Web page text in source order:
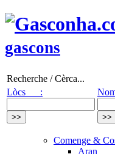
gascons
Recherche / Cèrca...
Lòcs :
Comenge &
Aran